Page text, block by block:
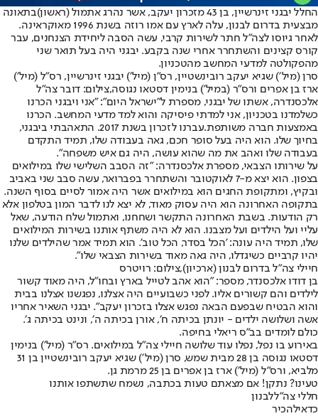
החלל יבגני זינרשיין, בן 43 מזכרון יעקב, אשר נהרג אתמול (ראשון)
בתאונה
מבצעית בדרום לבנון
, עלה לארץ עם אמו רוזה בשנת 1996 מאוקראינה.
לאחר גיוסו לצה״ל חתר לשירות קרבי, עשה הסבה ליחידת הצנחנים, עבר
קורס קצינים והשתחרר אחרי שנה בקבע. יבגני היה בעל תואר שני
מהפקולטה למדעי המחשב מהטכניון.
סרן (מיל׳) שגיא יעקב רובינשטיין, רס״ן (מיל׳) יבגני זינרשיין, רס"ל (מיל׳)
ארז בן אפרים ורס"ר (במיל') בנימין דסטאו נגוסה,צילום: דובר צה"ל
אלכסנדרה, אשתו של יבגני, מספרת ל"ישראל היום": "אני ויבגני הכרנו
כשלמדנו בטכניון, אני למדתי פיסיקה והוא למד מדעי המחשב. הכרנו
באמצעות חברה משותפת.עברנו לזכרון בשנת 2017. התאהבתי ביבגני,
בחיוך שלו. הוא היה בעל סופר חכם, גאה בעבודה שלו, תמיד התקדם
בעבודה שלו ואהב את מה שהוא עושה, היה גם איש משפחה".
על שירותו הצבאי, מספרת אלכסנדרה: "זה הסבב השלישי שלו במילואים
בצפון. הוא יצא מ-7 לאוקטובר והשתחרר בפברואר, עשה סבב שני באביב
ובקיץ, ומתקופת החגים הוא במילואים אשר היה אמור לסיים בסוף השנה.
בתקופה האחרונה הוא היה עסוק מאוד, לא יצא לנו לדבר המון בטלפון אלא
רק הודעות. בשבת האחרונה התקשר ושחחנו, ואתמול שלח הודעה, שאל
עליי ועל הילדים ועל מצבנו. הוא לא היה משתף אותנו בשירות המילואים
שלו, תמיד היה עונה: 'הכל בסדר, הכל טוב'. הוא תמיד אמר שהילדים שלנו
יהיו קרביים כשיגדלו, היה גאה מאוד בשירות הצבאי שלו".
חיילי צה"ל בדרום לבנון (ארכיון),צילום: רויטרס
בן דודו אלכסנדר, מספר: "הוא אהב לטייל בארץ ובחו״ל, היה מאוד קשור
לילדים והם קשורים אליו. לפני כשבועיים היה אצלנו, נפגשנו אצלנו בבית
והוא הבטיח שבפעם הבאה נפגש אצלו בזכרון יעקב". יבגני השאיר אחריו
אשה ושלושה ילדים - יונתן בכיתה ח׳, אורן בכיתה ה׳, ונינט בכיתה ג׳.
כולם לומדים בב״ס ריאלי בחיפה.
באירוע בו נפל, נפלו עוד שלושה חיילי צה"ל במילואים. רס״ר (מיל׳) בנימין
דסטאו נגוסה בן 28 מבית שמש, סרן (מיל׳) שגיא יעקב רובינשטיין בן 31
מלביא, ורס"ל (מיל׳) ארז בן אפרים בן 25 מרמת גן.
טעינו? נתקן! אם מצאתם טעות בכתבה, נשמח שתשתפו אותנו
חללי צה"ללבנון
כדאילהכיר